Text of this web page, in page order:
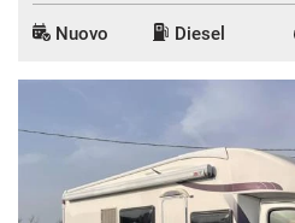
Nuovo Diesel